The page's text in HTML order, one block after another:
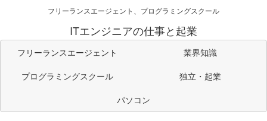
フリーランスエージェント、プログラミングスクール
ITエンジニアの仕事と起業
フリーランスエージェント
業界知識
プログラミングスクール
独立・起業
パソコン